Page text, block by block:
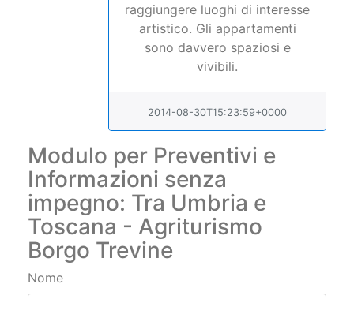
raggiungere luoghi di interesse
artistico. Gli appartamenti
sono davvero spaziosi e
vivibili.
2014-08-30T15:23:59+0000
Modulo per Preventivi e
Informazioni senza
impegno: Tra Umbria e
Toscana - Agriturismo
Borgo Trevine
Nome